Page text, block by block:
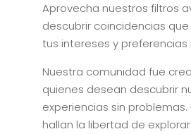
Aprovecha nuestros filtros
descubrir coincidencias
tus intereses y preferencias
Nuestra comunidad fue
quienes desean descubrir
experiencias sin problemas.
hallan la libertad de